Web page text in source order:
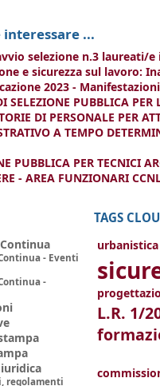
...
selezione n.3 laureati/
e sicurezza sul lavoro:
2023 -
SELEZIONE PUBBLICA
DI PERSONALE PER
A TEMPO
PUBBLICA PER TECNICI
- AREA FUNZIONARI
- Eventi
-
regolamenti
TAGS
urbanistica
L.R. 1/